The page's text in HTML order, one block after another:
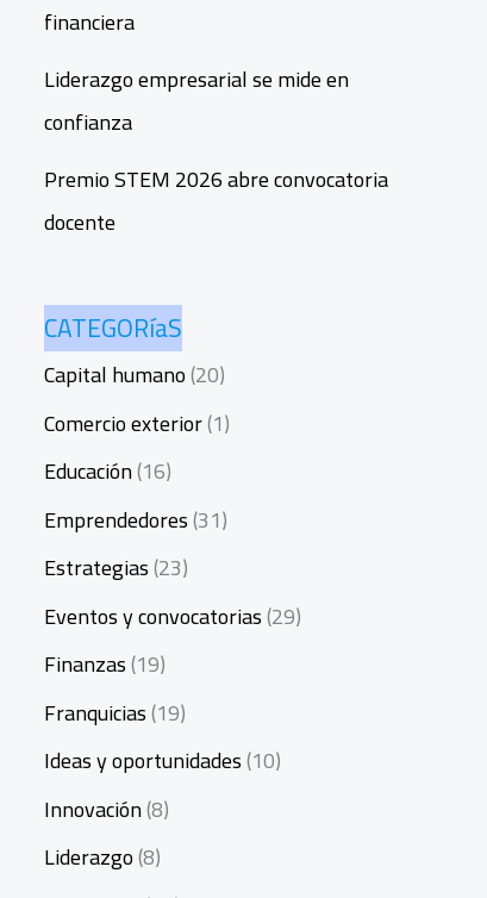
financiera
Liderazgo empresarial se mide en
confianza
Premio STEM 2026 abre convocatoria
docente
CATEGORíaS
Capital humano(20)
Comercio exterior(1)
Educación(16)
Emprendedores(31)
Estrategias(23)
Eventos y convocatorias(29)
Finanzas(19)
Franquicias(19)
Ideas y oportunidades(10)
Innovación(8)
Liderazgo(8)